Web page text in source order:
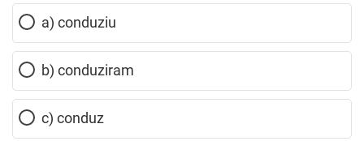
a) conduziu
b) conduziram
c) conduz